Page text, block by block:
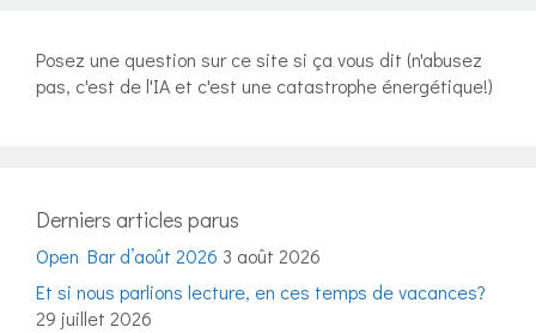
Posez une question sur ce site si ça vous dit (n'abusez
pas, c'est de l'IA et c'est une catastrophe énergétique!)
Derniers articles parus
Open Bar d’août 2026 3 août 2026
Et si nous parlions lecture, en ces temps de vacances?
29 juillet 2026